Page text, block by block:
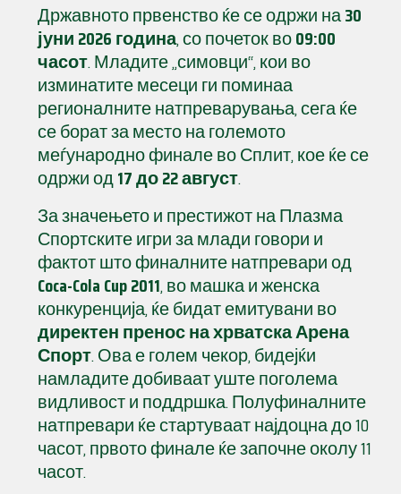
Државното првенство ќе се одржи на30
јуни 2026 година, со почеток во09:00
часот. Младите „симовци“, кои во
изминатите месеци ги поминаа
регионалните натпреварувања, сега ќе
се борат за место на големото
меѓународно финале во Сплит, кое ќе се
одржи од17 до 22 август.
За значењето и престижот на Плазма
Спортските игри за млади говори и
фактот што финалните натпревари од
Coca-Cola Cup 2011, во машка и женска
конкуренција, ќе бидат емитувани во
директен пренос на хрватска Арена
Спорт. Ова е голем чекор, бидејќи
намладите добиваат уште поголема
видливост и поддршка. Полуфиналните
натпревари ќе стартуваат најдоцна до 10
часот, првото финале ќе започне околу 11
часот.